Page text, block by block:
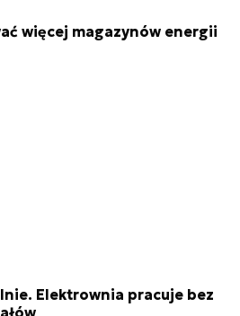
więcej magazynów energii
Elektrownia pracuje bez